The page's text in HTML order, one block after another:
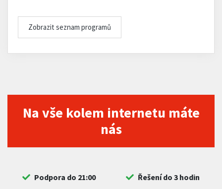
Zobrazit seznam programů
Na vše kolem internetu máte
nás
Podpora do 21:00 Řešení do 3 hodin